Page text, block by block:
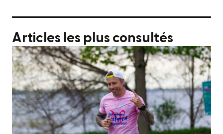
Articles les plus consultés